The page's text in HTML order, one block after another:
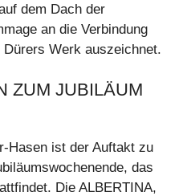
dem Dach der
an die Verbindung
Werk auszeichnet.
ZUM JUBILÄUM
Hasen ist der Auftakt zu
das
Die ALBERTINA,